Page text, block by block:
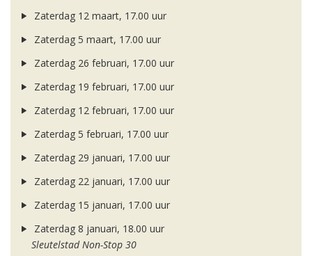
Zaterdag 12 maart, 17.00 uur
Zaterdag 5 maart, 17.00 uur
Zaterdag 26 februari, 17.00 uur
Zaterdag 19 februari, 17.00 uur
Zaterdag 12 februari, 17.00 uur
Zaterdag 5 februari, 17.00 uur
Zaterdag 29 januari, 17.00 uur
Zaterdag 22 januari, 17.00 uur
Zaterdag 15 januari, 17.00 uur
Zaterdag 8 januari, 18.00 uur
Sleutelstad Non-Stop 30